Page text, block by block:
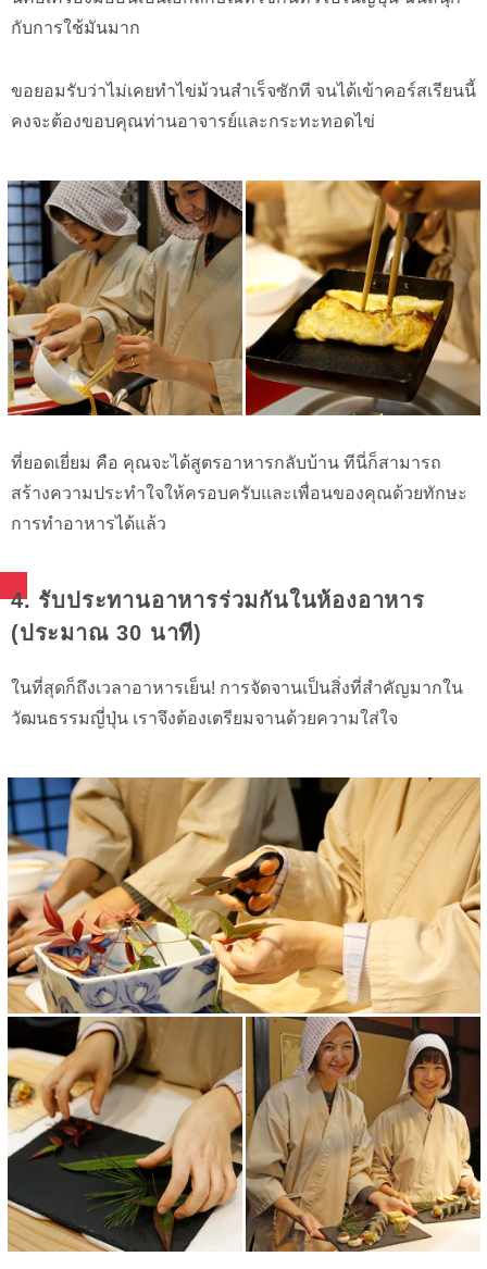
กับการใช้มันมาก
ขอยอมรับว่าไม่เคยทำไข่ม้วนสำเร็จซักที จนได้เข้าคอร์สเรียนนี้
คงจะต้องขอบคุณท่านอาจารย์และกระทะทอดไข่
ที่ยอดเยี่ยม คือ คุณจะได้สูตรอาหารกลับบ้าน ทีนี่ก็สามารถ
สร้างความประทำใจให้ครอบครับและเพื่อนของคุณด้วยทักษะ
การทำอาหารได้แล้ว
4. รับประทานอาหารร่วมกันในห้องอาหาร
(ประมาณ 30 นาที)
ในที่สุดก็ถึงเวลาอาหารเย็น! การจัดจานเป็นสิ่งที่สำคัญมากใน
วัฒนธรรมญี่ปุ่น เราจึงต้องเตรียมจานด้วยความใส่ใจ